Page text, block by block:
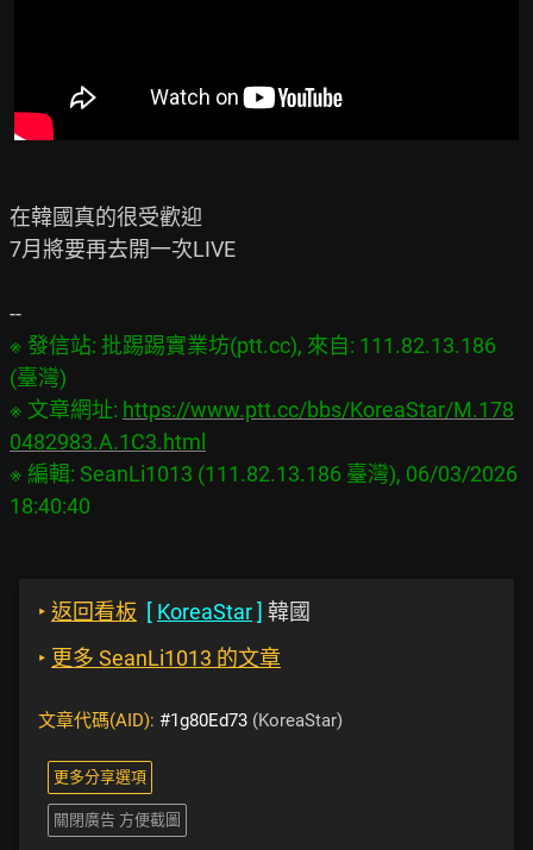
在韓國真的很受歡迎
7月將要再去開一次LIVE
※ 發信站: 批踢踢實業坊(ptt.cc), 來自: 111.82.13.186
(臺灣)
※ 文章網址: https://www.ptt.cc/bbs/KoreaStar/M.178
0482983.A.1C3.html
※ 編輯: SeanLi1013 (111.82.13.186 臺灣), 06/03/2026
‣ 返回看板 [ KoreaStar] 韓國
‣ 更多 SeanLi1013 的文章
文章代碼(AID): #1g80Ed73 (KoreaStar)
更多分享選項
關閉廣告 方便截圖